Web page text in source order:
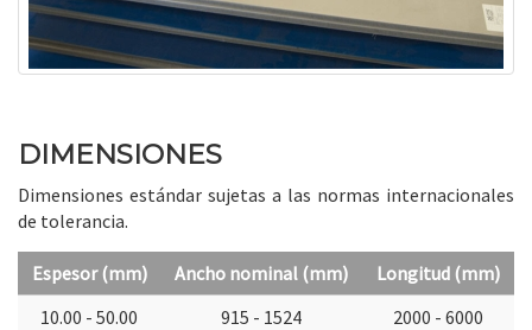
DIMENSIONES
Dimensiones estándar sujetas a las normas internacionales
de tolerancia.
Espesor (mm) Ancho nominal (mm)
Longitud (mm)
10.00 - 50.00
915 - 1524 2000 - 6000